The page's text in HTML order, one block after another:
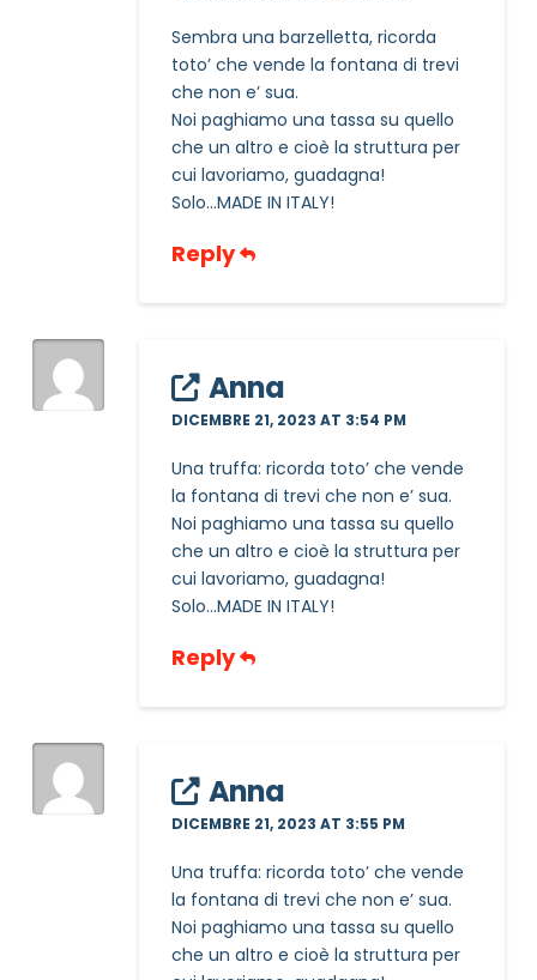
Sembra una barzelletta, ricorda
toto’ che vende la fontana di trevi
che non e’ sua.
Noi paghiamo una tassa su quello
che un altro e cioè la struttura per
cui lavoriamo, guadagna!
Solo…MADE IN ITALY!
Reply
Anna
DICEMBRE 21, 2023 AT 3:54 PM
Una truffa: ricorda toto’ che vende
la fontana di trevi che non e’ sua.
Noi paghiamo una tassa su quello
che un altro e cioè la struttura per
cui lavoriamo, guadagna!
Solo…MADE IN ITALY!
Reply
Anna
DICEMBRE 21, 2023 AT 3:55 PM
Una truffa: ricorda toto’ che vende
la fontana di trevi che non e’ sua.
Noi paghiamo una tassa su quello
che un altro e cioè la struttura per